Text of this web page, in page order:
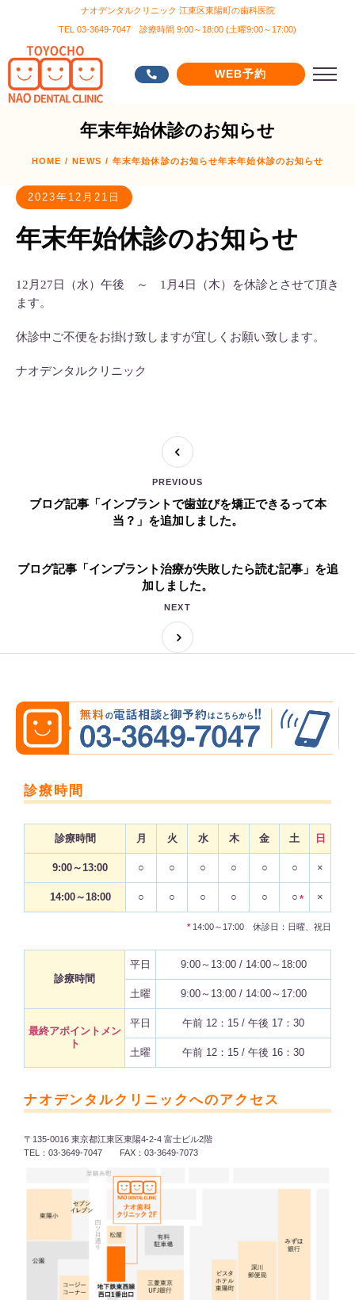
ナオデンタルクリニック 江東区東陽町の歯科医院
TEL 03-3649-7047 診療時間 9:00～18:00 (土曜9:00～17:00)
WEB予約
年末年始休診のお知らせ
HOME / NEWS / 年末年始休診のお知らせ年末年始休診のお知らせ
2023年12月21日
年末年始休診のお知らせ
12月27日（水）午後 ～ 1月4日（木）を休診とさせて頂き
ます。
休診中ご不便をお掛け致しますが宜しくお願い致します。
ナオデンタルクリニック
ブログ記事「インプラントで歯並びを矯正できるって本
当？」を追加しました。
PREVIOUS
ブログ記事「インプラント治療が失敗したら読む記事」を追
加しました。
NEXT
診療時間
診療時間 月 火 水 木 金 土 日
9:00～13:00 ○ ○ ○ ○ ○ ○ ×
14:00～18:00 ○ ○ ○ ○ ○ ○ * ×
* 14:00～17:00 休診日：日曜、祝日
診療時間
平日 9:00～13:00 / 14:00～18:00
土曜 9:00～13:00 / 14:00～17:00
最終アポイントメン
ト
平日 午前 12：15 / 午後 17：30
土曜 午前 12：15 / 午後 16：30
ナオデンタルクリニックへのアクセス
〒135-0016 東京都江東区東陽4-2-4 富士ビル2階
TEL：03-3649-7047 FAX：03-3649-7073